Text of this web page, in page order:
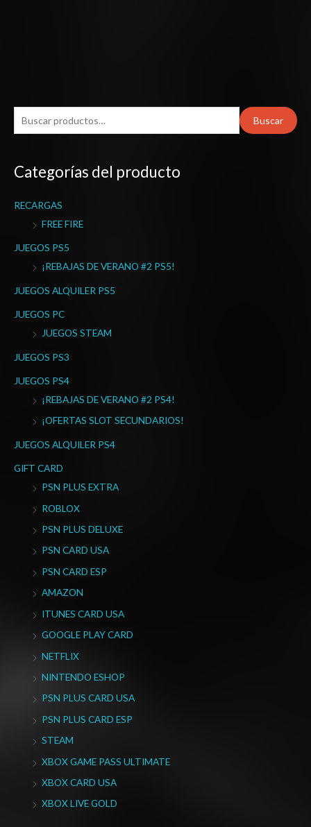
u
c
r
o
Buscar
Categorías del producto
RECARGAS
FREE FIRE
JUEGOS PS5
¡REBAJAS DE VERANO #2 PS5!
JUEGOS ALQUILER PS5
JUEGOS PC
JUEGOS STEAM
JUEGOS PS3
JUEGOS PS4
¡REBAJAS DE VERANO #2 PS4!
¡OFERTAS SLOT SECUNDARIOS!
JUEGOS ALQUILER PS4
GIFT CARD
PSN PLUS EXTRA
ROBLOX
PSN PLUS DELUXE
PSN CARD USA
PSN CARD ESP
AMAZON
ITUNES CARD USA
GOOGLE PLAY CARD
NETFLIX
NINTENDO ESHOP
PSN PLUS CARD USA
PSN PLUS CARD ESP
STEAM
XBOX GAME PASS ULTIMATE
XBOX CARD USA
XBOX LIVE GOLD